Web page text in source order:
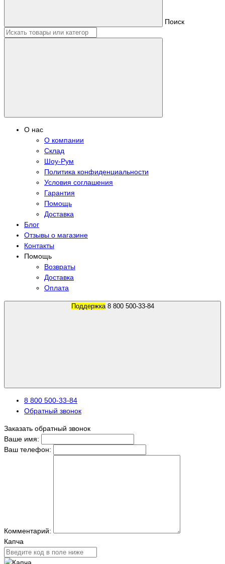
Поиск
О нас
О компании
Склад
Шоу-Рум
Политика конфиденциальности
Условия соглашения
Гарантия
Помощь
Доставка
Блог
Отзывы о магазине
Контакты
Помощь
Возвраты
Доставка
Оплата
Поддержка 8 800 500-33-84
8 800 500-33-84
Обратный звонок
Заказать обратный звонок
Ваше имя:
Ваш телефон:
Комментарий:
Капча